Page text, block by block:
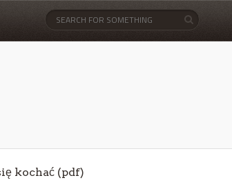
kochać (pdf)